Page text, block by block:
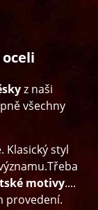
z naši
všechny
Klasický styl
motivy....
provedení.